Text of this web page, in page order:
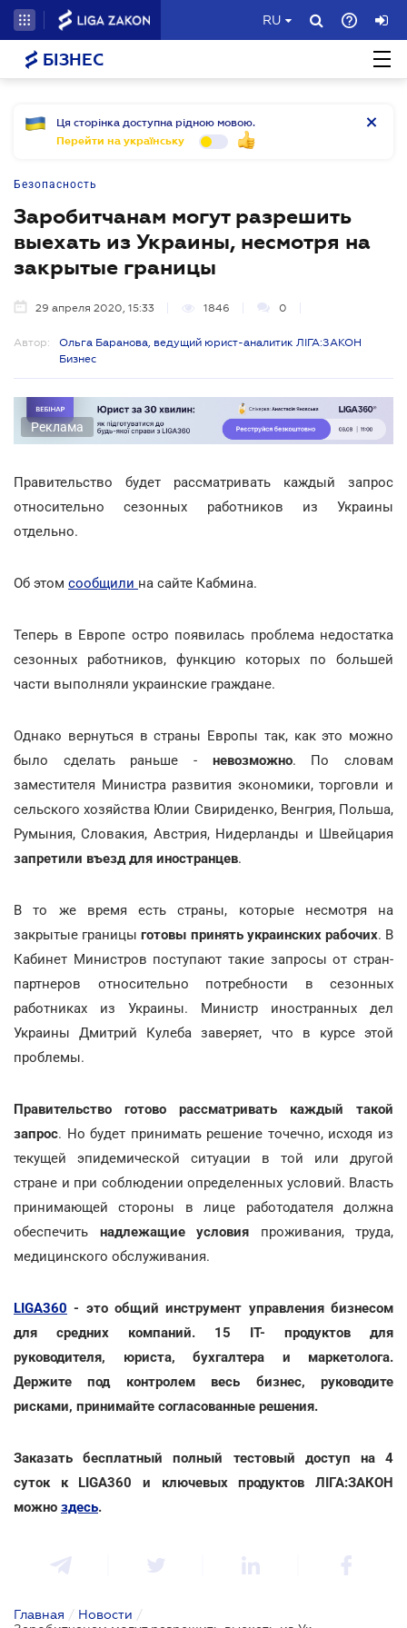
RU
БІЗНЕС
Ця сторінка доступна рідною мовою.
Перейти на українську
Безопасность
Заробитчанам могут разрешить
выехать из Украины, несмотря на
закрытые границы
29 апреля 2020, 15:33 1846 0
Автор:
Ольга Баранова, ведущий юрист-аналитик ЛІГА:ЗАКОН
Бизнес
Реклама
Правительство будет рассматривать каждый запрос
относительно сезонных работников из Украины
отдельно.
Об этом сообщили на сайте Кабмина.
Теперь в Европе остро появилась проблема недостатка
сезонных работников, функцию которых по большей
части выполняли украинские граждане.
Однако вернуться в страны Европы так, как это можно
было сделать раньше - невозможно. По словам
заместителя Министра развития экономики, торговли и
сельского хозяйства Юлии Свириденко, Венгрия, Польша,
Румыния, Словакия, Австрия, Нидерланды и Швейцария
запретили въезд для иностранцев.
В то же время есть страны, которые несмотря на
закрытые границы готовы принять украинских рабочих. В
Кабинет Министров поступают такие запросы от стран-
партнеров относительно потребности в сезонных
работниках из Украины. Министр иностранных дел
Украины Дмитрий Кулеба заверяет, что в курсе этой
проблемы.
Правительство готово рассматривать каждый такой
запрос. Но будет принимать решение точечно, исходя из
текущей эпидемической ситуации в той или другой
стране и при соблюдении определенных условий. Власть
принимающей стороны в лице работодателя должна
обеспечить надлежащие условия проживания, труда,
медицинского обслуживания.
LIGA360 - это общий инструмент управления бизнесом
для средних компаний. 15 IT- продуктов для
руководителя, юриста, бухгалтера и маркетолога.
Держите под контролем весь бизнес, руководите
рисками, принимайте согласованные решения.
Заказать бесплатный полный тестовый доступ на 4
суток к LIGA360 и ключевых продуктов ЛІГА:ЗАКОН
можно здесь.
Главная / Новости /